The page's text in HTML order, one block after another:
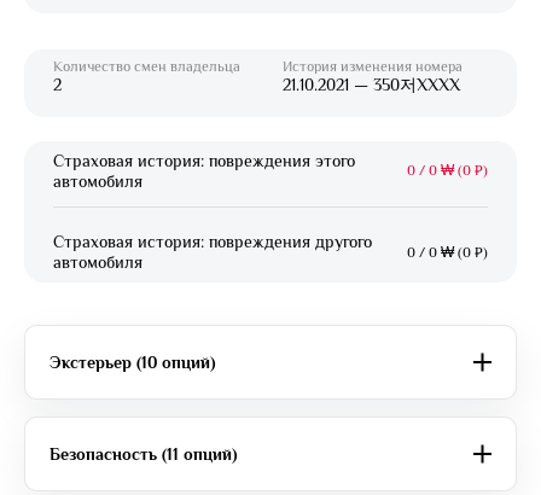
Количество смен владельца
2
История изменения номера
21.10.2021 — 350저XXXX
Страховая история: повреждения этого
автомобиля
0 / 0 ₩ (0 ₽)
Страховая история: повреждения другого
автомобиля
0 / 0 ₩ (0 ₽)
Экстерьер (10 опций)
Безопасность (11 опций)